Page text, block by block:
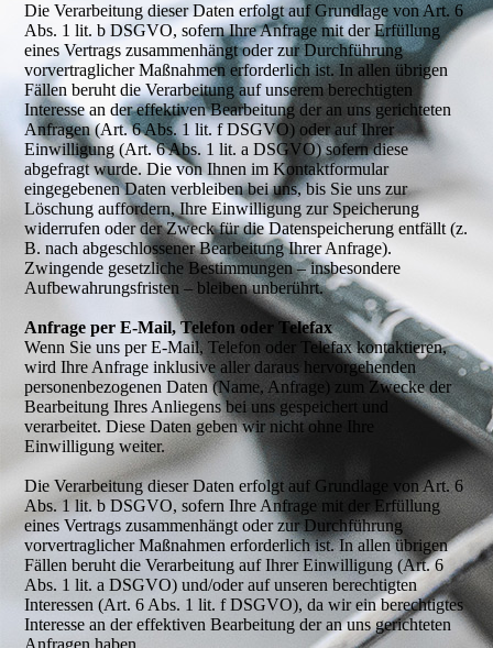
Die Verarbeitung dieser Daten erfolgt auf Grundlage von Art. 6
Abs. 1 lit. b DSGVO, sofern Ihre Anfrage mit der Erfüllung
eines Vertrags zusammenhängt oder zur Durchführung
vorvertraglicher Maßnahmen erforderlich ist. In allen übrigen
Fällen beruht die Verarbeitung auf unserem berechtigten
Interesse an der effektiven Bearbeitung der an uns gerichteten
Anfragen (Art. 6 Abs. 1 lit. f DSGVO) oder auf Ihrer
Einwilligung (Art. 6 Abs. 1 lit. a DSGVO) sofern diese
abgefragt wurde. Die von Ihnen im Kontaktformular
eingegebenen Daten verbleiben bei uns, bis Sie uns zur
Löschung auffordern, Ihre Einwilligung zur Speicherung
widerrufen oder der Zweck für die Datenspeicherung entfällt (z.
B. nach abgeschlossener Bearbeitung Ihrer Anfrage).
Zwingende gesetzliche Bestimmungen – insbesondere
Aufbewahrungsfristen – bleiben unberührt.
Anfrage per E-Mail, Telefon oder Telefax
Wenn Sie uns per E-Mail, Telefon oder Telefax kontaktieren,
wird Ihre Anfrage inklusive aller daraus hervorgehenden
personenbezogenen Daten (Name, Anfrage) zum Zwecke der
Bearbeitung Ihres Anliegens bei uns gespeichert und
verarbeitet. Diese Daten geben wir nicht ohne Ihre
Einwilligung weiter.
Die Verarbeitung dieser Daten erfolgt auf Grundlage von Art. 6
Abs. 1 lit. b DSGVO, sofern Ihre Anfrage mit der Erfüllung
eines Vertrags zusammenhängt oder zur Durchführung
vorvertraglicher Maßnahmen erforderlich ist. In allen übrigen
Fällen beruht die Verarbeitung auf Ihrer Einwilligung (Art. 6
Abs. 1 lit. a DSGVO) und/oder auf unseren berechtigten
Interessen (Art. 6 Abs. 1 lit. f DSGVO), da wir ein berechtigtes
Interesse an der effektiven Bearbeitung der an uns gerichteten
Anfragen haben.